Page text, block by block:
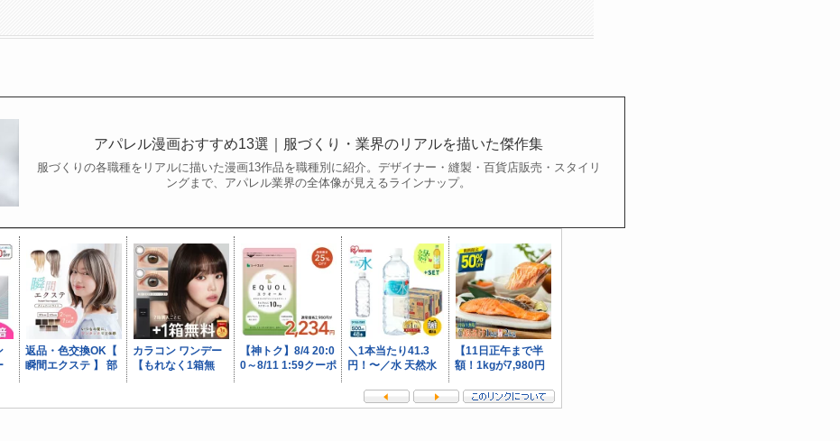
アパレル漫画おすすめ13選｜服づくり・業界のリアルを描いた傑作集
服づくりの各職種をリアルに描いた漫画13作品を職種別に紹介。デザイナー・縫製・百貨店販売・スタイリ
ングまで、アパレル業界の全体像が見えるラインナップ。